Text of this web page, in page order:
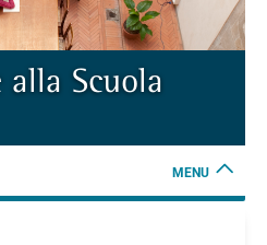
alla Scuola
MENU